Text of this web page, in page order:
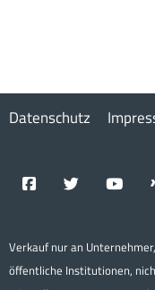
Datenschutz
Verkauf nur an
öffentliche Institutionen,